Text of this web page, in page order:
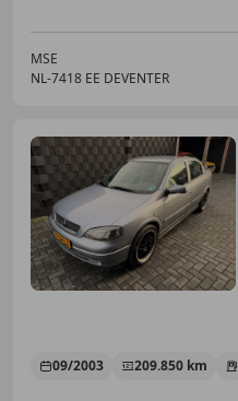
MSE
NL-7418 EE DEVENTER
09/2003 209.850 km